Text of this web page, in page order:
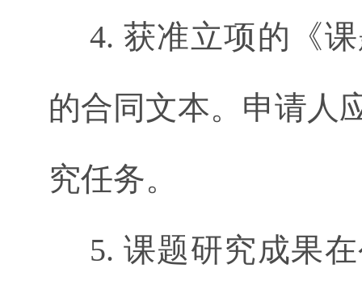
4. 获准立项的《
的合同文本。申请人
究任务。
5. 课题研究成果